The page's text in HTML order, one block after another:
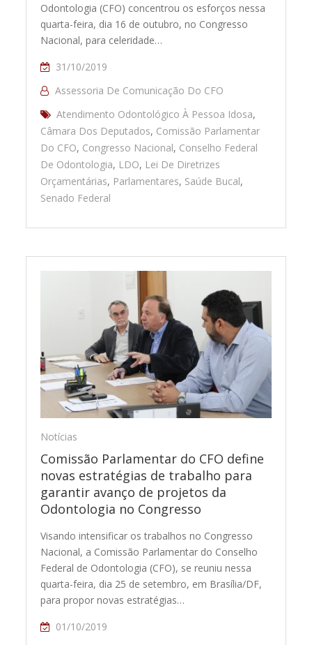
Odontologia (CFO) concentrou os esforços nessa
quarta-feira, dia 16 de outubro, no Congresso
Nacional, para celeridade…
31/10/2019
Assessoria De Comunicação Do CFO
Atendimento Odontológico À Pessoa Idosa,
Câmara Dos Deputados, Comissão Parlamentar
Do CFO, Congresso Nacional, Conselho Federal
De Odontologia, LDO, Lei De Diretrizes
Orçamentárias, Parlamentares, Saúde Bucal,
Senado Federal
Notícias
Comissão Parlamentar do CFO define
novas estratégias de trabalho para
garantir avanço de projetos da
Odontologia no Congresso
Visando intensificar os trabalhos no Congresso
Nacional, a Comissão Parlamentar do Conselho
Federal de Odontologia (CFO), se reuniu nessa
quarta-feira, dia 25 de setembro, em Brasília/DF,
para propor novas estratégias…
01/10/2019